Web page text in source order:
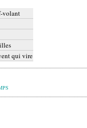
volant
qui vire